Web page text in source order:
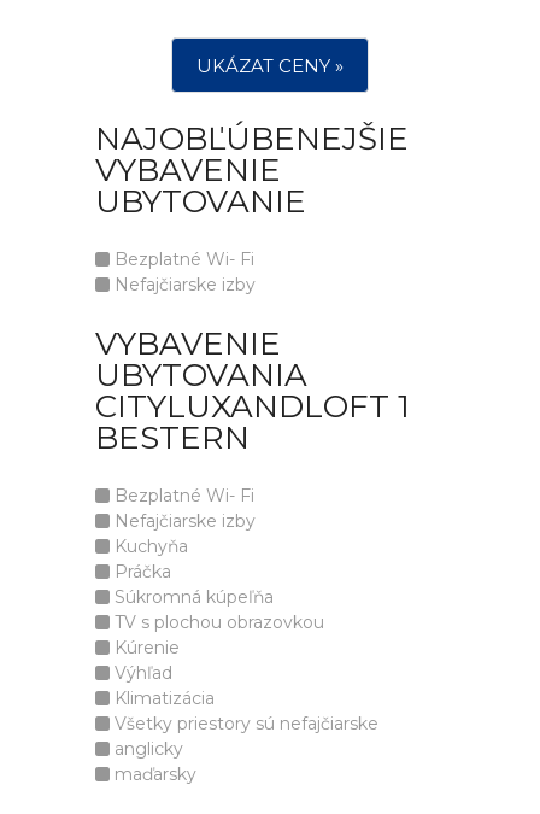
UKÁZAT CENY »
NAJOBĽÚBENEJŠIE
VYBAVENIE
UBYTOVANIE
Bezplatné Wi- Fi
Nefajčiarske izby
VYBAVENIE
UBYTOVANIA
CITYLUXANDLOFT 1
BESTERN
Bezplatné Wi- Fi
Nefajčiarske izby
Kuchyňa
Práčka
Súkromná kúpeľňa
TV s plochou obrazovkou
Kúrenie
Výhľad
Klimatizácia
Všetky priestory sú nefajčiarske
anglicky
maďarsky